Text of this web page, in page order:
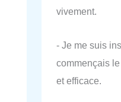
vivement.
- Je me suis
commençais
et efficace.